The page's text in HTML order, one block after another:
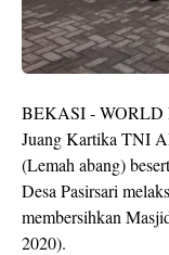
BEKASI - WORLD
Juang Kartika TNI
(Lemah abang)
Desa Pasirsari
membersihkan
2020).